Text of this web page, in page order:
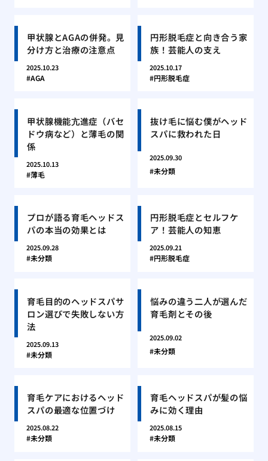
甲状腺とAGAの併発。見
分け方と治療の注意点
2025.10.23
AGA
円形脱毛症と向き合う家
族！芸能人の支え
2025.10.17
円形脱毛症
甲状腺機能亢進症（バセ
ドウ病など）と薄毛の関
係
2025.10.13
薄毛
抜け毛に悩む僕がヘッド
スパに救われた日
2025.09.30
未分類
プロが語る育毛ヘッドス
パの本当の効果とは
2025.09.28
未分類
円形脱毛症とセルフケ
ア！芸能人の知恵
2025.09.21
円形脱毛症
育毛目的のヘッドスパサ
ロン選びで失敗しない方
法
2025.09.13
未分類
悩みの違う二人が選んだ
育毛剤とその後
2025.09.02
未分類
育毛ケアにおけるヘッド
スパの最適な位置づけ
2025.08.22
未分類
育毛ヘッドスパが髪の悩
みに効く理由
2025.08.15
未分類